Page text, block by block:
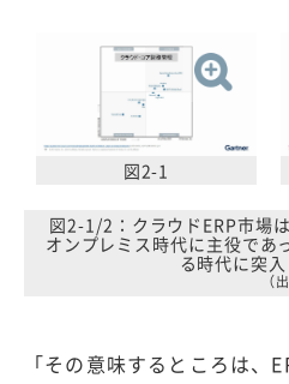
図2-1
図2-1/2：クラウドERP市場
オンプレミス時代に主役であ
る時代に突
（
「その意味するところは、